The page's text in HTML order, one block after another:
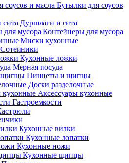
Бутылки для соусов
Дуршлаги и сита
Контейнеры для мусора
Миски кухонные
Сотейники
Кухонные ложки
Мерная посуда
Пинцеты и щипцы
Доски разделочные
Аксессуары кухонные
Гастроемкости
Кухонные вилки
Кухонные лопатки
Кухонные ножи
Кухонные щипцы